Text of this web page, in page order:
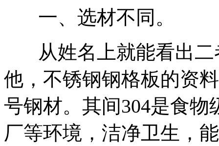
一、选材不同。
从姓名上就能看出
他，不锈钢钢格板的资
号钢材。其间304是食
厂等环境，洁净卫生，